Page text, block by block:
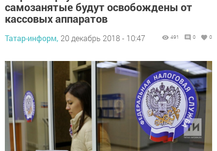
самозанятые будут освобождены от
кассовых аппаратов
Татар-информ, 20 декабрь 2018 - 10:47 491 0 0